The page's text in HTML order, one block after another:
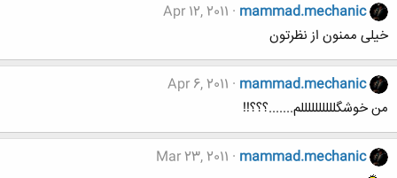
mammad.mechanic
Apr 12, 2011
خیلی ممنون از نظرتون
mammad.mechanic
Apr 6, 2011
من خوشگللللللللللم.......؟؟؟!!
mammad.mechanic
Mar 23, 2011